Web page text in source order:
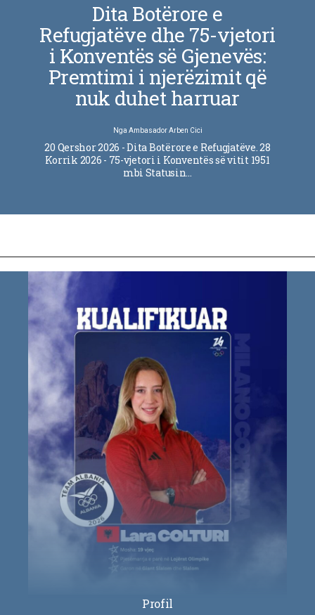
Dita Botërore e
Refugjatëve dhe 75-vjetori
i Konventës së Gjenevës:
Premtimi i njerëzimit që
nuk duhet harruar
Nga Ambasador Arben Cici
20 Qershor 2026 - Dita Botërore e Refugjatëve. 28
Korrik 2026 - 75-vjetori i Konventës së vitit 1951
mbi Statusin…
Profil